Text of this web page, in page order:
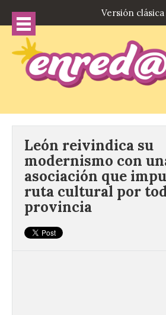
Versión clásica
León reivindica su
modernismo con
asociación que
ruta cultural por
provincia